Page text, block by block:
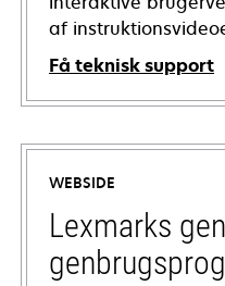
af
Få teknisk support
opens
in
new
tab
WEBSIDE
Lexmarks